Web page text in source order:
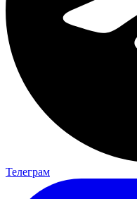
Телеграм